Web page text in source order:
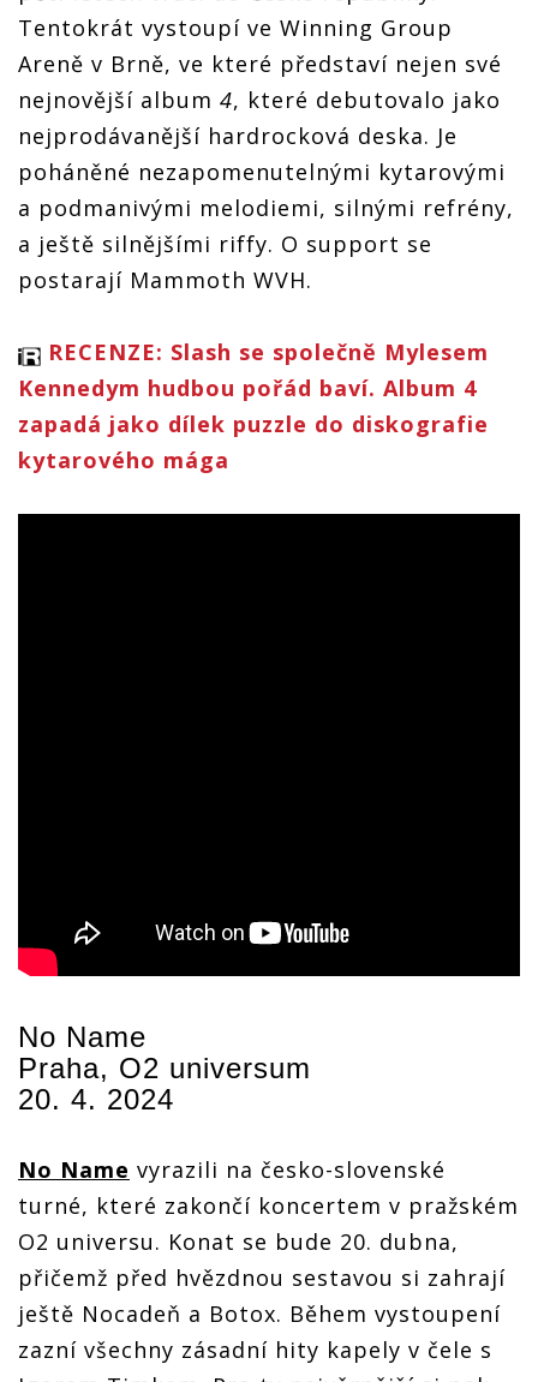
Tentokrát vystoupí ve Winning Group
Areně v Brně, ve které představí nejen své
nejnovější album 4, které debutovalo jako
nejprodávanější hardrocková deska. Je
poháněné nezapomenutelnými kytarovými
a podmanivými melodiemi, silnými refrény,
a ještě silnějšími riffy. O support se
postarají Mammoth WVH.
RECENZE: Slash se společně Mylesem
Kennedym hudbou pořád baví. Album 4
zapadá jako dílek puzzle do diskografie
kytarového mága
No Name
Praha, O2 universum
20. 4. 2024
No Name vyrazili na česko-slovenské
turné, které zakončí koncertem v pražském
O2 universu. Konat se bude 20. dubna,
přičemž před hvězdnou sestavou si zahrají
ještě Nocadeň a Botox. Během vystoupení
zazní všechny zásadní hity kapely v čele s